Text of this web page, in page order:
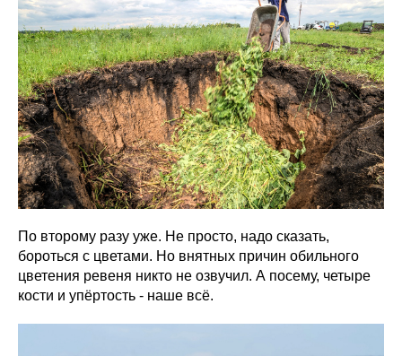
По второму разу уже. Не просто, надо сказать,
бороться с цветами. Но внятных причин обильного
цветения ревеня никто не озвучил. А посему, четыре
кости и упёртость - наше всё.